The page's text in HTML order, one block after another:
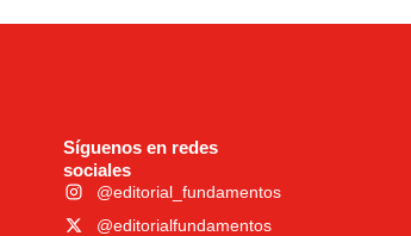
Síguenos en redes
sociales
@editorial_fundamentos
@editorialfundamentos